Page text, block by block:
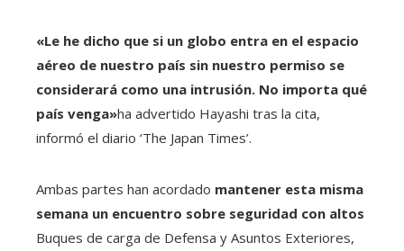
«Le he dicho que si un globo entra en el espacio
aéreo de nuestro país sin nuestro permiso se
considerará como una intrusión. No importa qué
país venga»ha advertido Hayashi tras la cita,
informó el diario ‘The Japan Times’.
Ambas partes han acordado mantener esta misma
semana un encuentro sobre seguridad con altos
Buques de carga de Defensa y Asuntos Exteriores,